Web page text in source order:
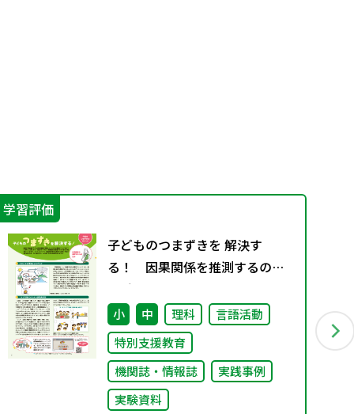
学習評価
子どものつまずきを 解決す
る！ 因果関係を推測するのが
苦手
小 中 理科
言語活動
特別支援教育
機関誌・情報誌
実践事例
実験資料